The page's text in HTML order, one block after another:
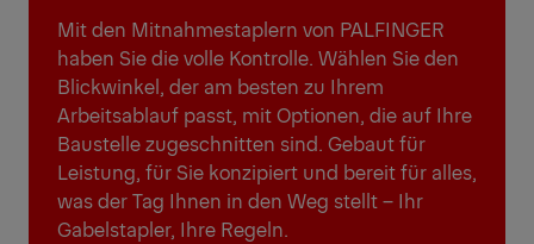
Mit den Mitnahmestaplern von PALFINGER
haben Sie die volle Kontrolle. Wählen Sie den
Blickwinkel, der am besten zu Ihrem
Arbeitsablauf passt, mit Optionen, die auf Ihre
Baustelle zugeschnitten sind. Gebaut für
Leistung, für Sie konzipiert und bereit für alles,
was der Tag Ihnen in den Weg stellt – Ihr
Gabelstapler, Ihre Regeln.